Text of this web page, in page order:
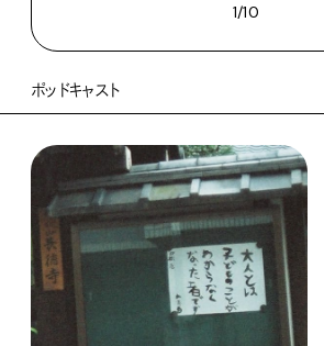
1/10
ポッドキャスト